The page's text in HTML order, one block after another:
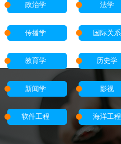
政治学 法学
传播学 国际关系
教育学 历史学
新闻学 影视
软件工程 海洋工程